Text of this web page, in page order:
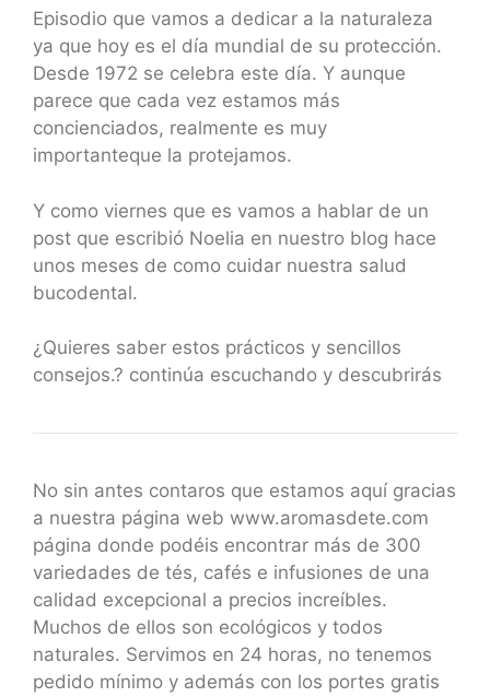
Episodio que vamos a dedicar a la naturaleza
ya que hoy es el día mundial de su protección.
Desde 1972 se celebra este día. Y aunque
parece que cada vez estamos más
concienciados, realmente es muy
importanteque la protejamos.
Y como viernes que es vamos a hablar de un
post que escribió Noelia en nuestro blog hace
unos meses de como cuidar nuestra salud
bucodental.
¿Quieres saber estos prácticos y sencillos
consejos.? continúa escuchando y descubrirás
No sin antes contaros que estamos aquí gracias
a nuestra página web www.aromasdete.com
página donde podéis encontrar más de 300
variedades de tés, cafés e infusiones de una
calidad excepcional a precios increíbles.
Muchos de ellos son ecológicos y todos
naturales. Servimos en 24 horas, no tenemos
pedido mínimo y además con los portes gratis